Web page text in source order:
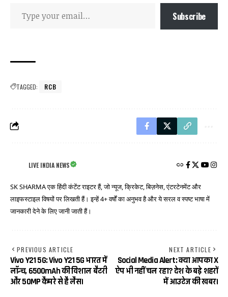
Subscribe
TAGGED: RCB
LIVE INDIA NEWS
SK SHARMA एक हिंदी कंटेंट राइटर हैं, जो न्यूज, क्रिकेट, बिज़नेस, एंटरटेनमेंट और
लाइफस्टाइल विषयों पर लिखती हैं। इन्हें 4+ वर्षों का अनुभव है और ये सरल व स्पष्ट भाषा में
जानकारी देने के लिए जानी जाती हैं।
PREVIOUS ARTICLE
Vivo Y21 5G: Vivo Y21 5G भारत में
लॉन्च, 6500mAh की विशाल बैटरी
और 50MP कैमरे से है लैस।
NEXT ARTICLE
Social Media Alert: क्या आपका X
ऐप भी नहीं चल रहा? देश के बड़े शहरों
में आउटेज की खबर।